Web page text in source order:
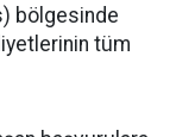
bölgesinde
tüm